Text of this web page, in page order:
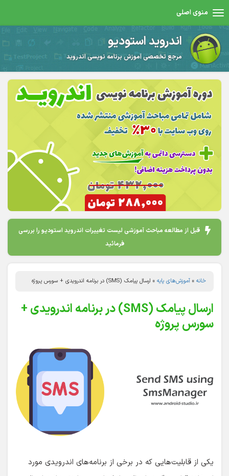
منوی اصلی
اندروید استودیو
مرجع تخصصی آموزش برنامه نویسی اندروید
قبل از مطالعه مباحث آموزشی لیست تغییرات اندروید استودیو را بررسی
فرمائید
خانه » آموزش‌های پایه » ارسال پیامک (SMS) در برنامه اندرویدی + سورس پروژه
ارسال پیامک (SMS) در برنامه اندرویدی +
سورس پروژه
یکی از قابلیت‌هایی که در برخی از برنامه‌های اندرویدی مورد